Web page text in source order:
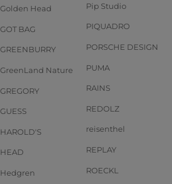
Golden Head
GOT BAG
GREENBURRY
GreenLand Nature
GREGORY
GUESS
HAROLD'S
HEAD
Hedgren
Pip Studio
PIQUADRO
PORSCHE DESIGN
PUMA
RAINS
REDOLZ
reisenthel
REPLAY
ROECKL